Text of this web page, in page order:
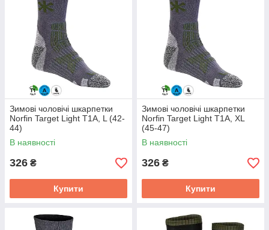
Зимові чоловічі шкарпетки
Norfin Target Light T1A, L (42-
44)
В наявності
326 ₴
Купити
Зимові чоловічі шкарпетки
Norfin Target Light T1A, XL
(45-47)
В наявності
326 ₴
Купити